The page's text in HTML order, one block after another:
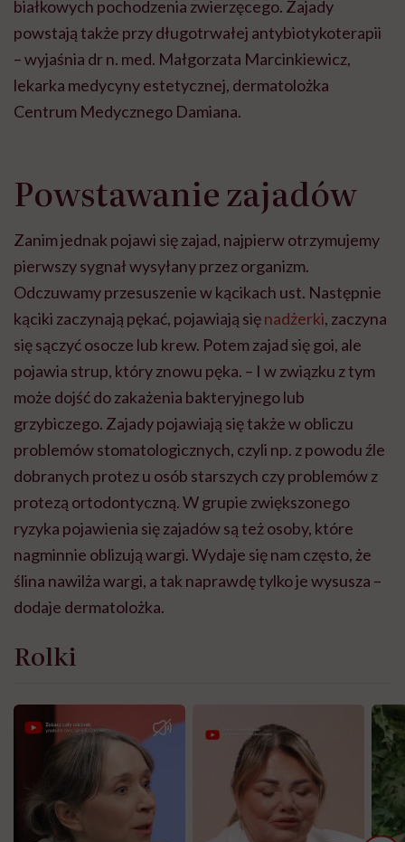
białkowych pochodzenia zwierzęcego. Zajady
powstają także przy długotrwałej antybiotykoterapii
– wyjaśnia dr n. med. Małgorzata Marcinkiewicz,
lekarka medycyny estetycznej, dermatolożka
Centrum Medycznego Damiana.
Powstawanie zajadów
Zanim jednak pojawi się zajad, najpierw otrzymujemy
pierwszy sygnał wysyłany przez organizm.
Odczuwamy przesuszenie w kącikach ust. Następnie
kąciki zaczynają pękać, pojawiają sięnadżerki, zaczyna
się sączyć osocze lub krew. Potem zajad się goi, ale
pojawia strup, który znowu pęka. – I w związku z tym
może dojść do zakażenia bakteryjnego lub
grzybiczego. Zajady pojawiają się także w obliczu
problemów stomatologicznych, czyli np. z powodu źle
dobranych protez u osób starszych czy problemów z
protezą ortodontyczną. W grupie zwiększonego
ryzyka pojawienia się zajadów są też osoby, które
nagminnie oblizują wargi. Wydaje się nam często, że
ślina nawilża wargi, a tak naprawdę tylko je wysusza –
dodaje dermatolożka.
Rolki